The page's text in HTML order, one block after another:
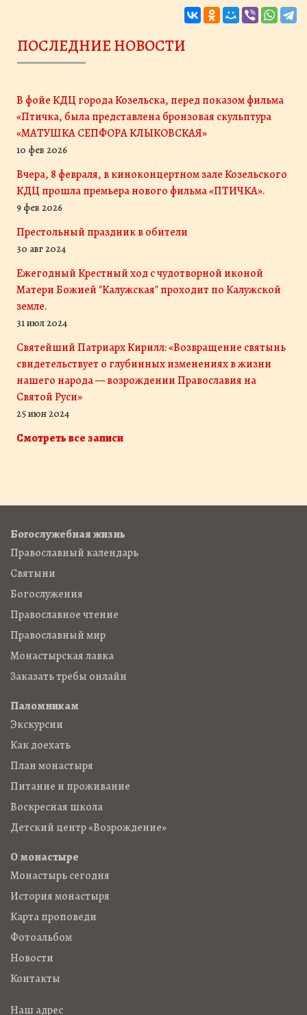
ПОСЛЕДНИЕ НОВОСТИ
В фойе КДЦ города Козельска, перед показом фильма
«Птичка, была представлена бронзовая скульптура
«МАТУШКА СЕПФОРА КЛЫКОВСКАЯ»
10 фев 2026
Вчера, 8 февраля, в киноконцертном зале Козельского
КДЦ прошла премьера нового фильма «ПТИЧКА».
9 фев 2026
Престольный праздник в обители
30 авг 2024
Ежегодный Крестный ход с чудотворной иконой
Матери Божией "Калужская" проходит по Калужской
земле.
31 июл 2024
Святейший Патриарх Кирилл: «Возвращение святынь
свидетельствует о глубинных изменениях в жизни
нашего народа — возрождении Православия на
Святой Руси»
25 июн 2024
Смотреть все записи
Богослужебная жизнь
Православный календарь
Святыни
Богослужения
Православное чтение
Православный мир
Монастырская лавка
Заказать требы онлайн
Паломникам
Экскурсии
Как доехать
План монастыря
Питание и проживание
Воскресная школа
Детский центр «Возрождение»
О монастыре
Монастырь сегодня
История монастыря
Карта проповеди
Фотоальбом
Новости
Контакты
Наш адрес